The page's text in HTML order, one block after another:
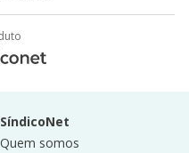
SíndicoNet
Quem somos